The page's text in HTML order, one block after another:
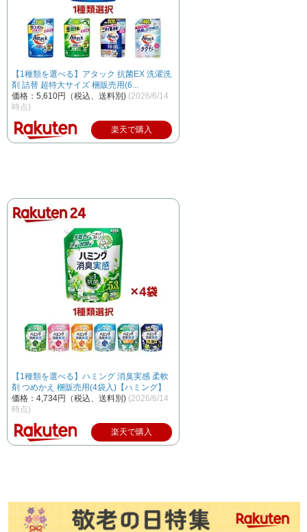
【1種類を選べる】アタック 抗菌EX 洗濯洗
剤 詰替 超特大サイズ 梱販売用(6...
価格：5,610円（税込、送料別) (2026/6/14
時点)
楽天で購入
【1種類を選べる】ハミング 消臭実感 柔軟
剤 つめかえ 梱販売用(4袋入)【ハミング】
価格：4,734円（税込、送料別) (2026/6/14
時点)
楽天で購入